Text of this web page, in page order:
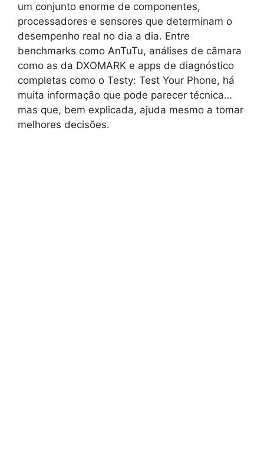
um conjunto enorme de componentes,
processadores e sensores que determinam o
desempenho real no dia a dia. Entre
benchmarks como AnTuTu, análises de câmara
como as da DXOMARK e apps de diagnóstico
completas como o Testy: Test Your Phone, há
muita informação que pode parecer técnica…
mas que, bem explicada, ajuda mesmo a tomar
melhores decisões.